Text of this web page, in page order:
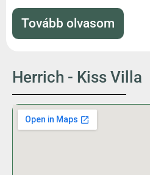
Tovább olvasom
Herrich - Kiss Villa